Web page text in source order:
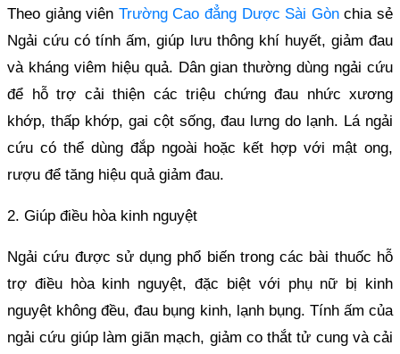
Theo giảng viên Trường Cao đẳng Dược Sài Gònchia sẻ
Ngải cứu có tính ấm, giúp lưu thông khí huyết, giảm đau
và kháng viêm hiệu quả. Dân gian thường dùng ngải cứu
để hỗ trợ cải thiện các triệu chứng đau nhức xương
khớp, thấp khớp, gai cột sống, đau lưng do lạnh. Lá ngải
cứu có thể dùng đắp ngoài hoặc kết hợp với mật ong,
rượu để tăng hiệu quả giảm đau.
2. Giúp điều hòa kinh nguyệt
Ngải cứu được sử dụng phổ biến trong các bài thuốc hỗ
trợ điều hòa kinh nguyệt, đặc biệt với phụ nữ bị kinh
nguyệt không đều, đau bụng kinh, lạnh bụng. Tính ấm của
ngải cứu giúp làm giãn mạch, giảm co thắt tử cung và cải